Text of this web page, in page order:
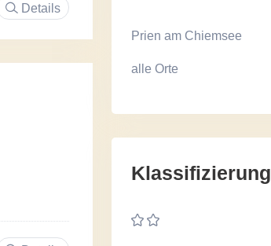
Details
Prien am Chiemsee
alle Orte
Klassifizierung